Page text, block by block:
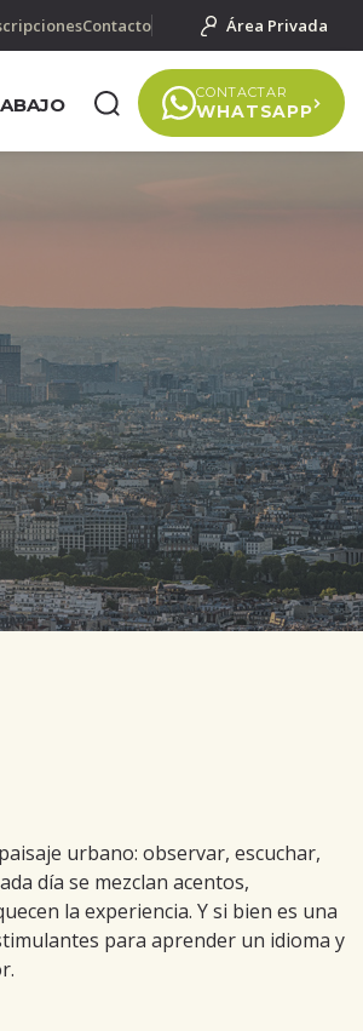
Contacto Área Privada
CONTACTAR
WHATSAPP
urbano: observar, escuchar,
día se mezclan acentos,
la experiencia. Y si bien es una
para aprender un idioma y